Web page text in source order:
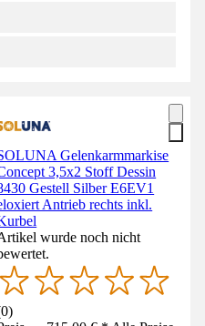
Gelenkarmmarkise
3,5x2 Stoff Dessin
Gestell Silber E6EV1
Antrieb rechts inkl.
wurde noch nicht
0)